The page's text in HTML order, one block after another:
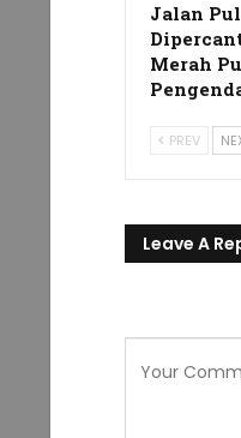
Jalan
Merah
PREV
Leave A